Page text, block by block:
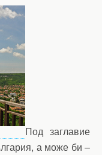
Под заглавие
а може би –